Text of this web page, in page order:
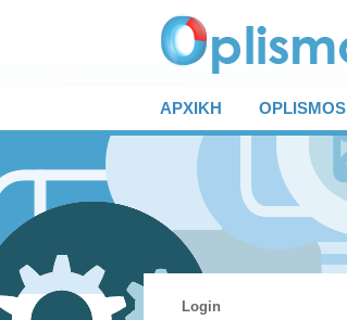
ΑΡΧΙΚΗ OPLISMOS
Login